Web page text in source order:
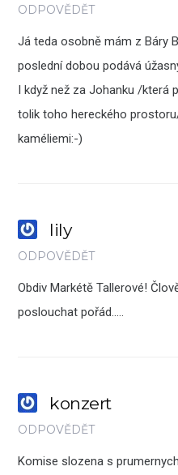
ODPOVĚDĚT
Já teda osobně mám z Báry
poslední dobou podává
I když než za Johanku /která
tolik toho hereckého
kaméliemi:-)
lily
ODPOVĚDĚT
Obdiv Markétě Tallerové!
poslouchat pořád…..
konzert
ODPOVĚDĚT
Komise slozena s